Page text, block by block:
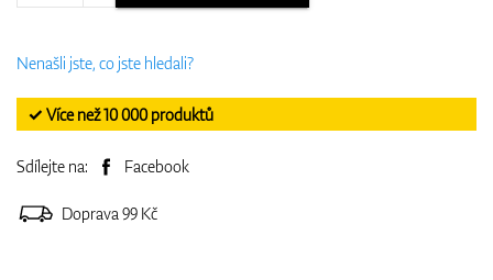
Nenašli jste, co jste hledali?
✓ Více než 10 000 produktů
Sdílejte na: Facebook
Doprava 99 Kč